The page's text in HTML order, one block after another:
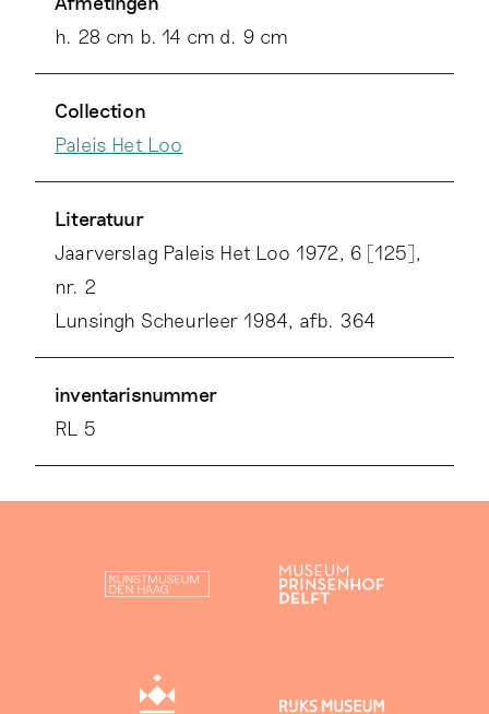
Gemeentemuseum Den Haag (Delfts
h. 28 cm b. 14 cm d. 9 cm
Collection
Paleis Het Loo
Literatuur
Jaarverslag Paleis Het Loo 1972, 6 [125],
nr. 2
Lunsingh Scheurleer 1984, afb. 364
inventarisnummer
RL 5